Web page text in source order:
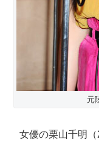
元
女優の栗山千明（